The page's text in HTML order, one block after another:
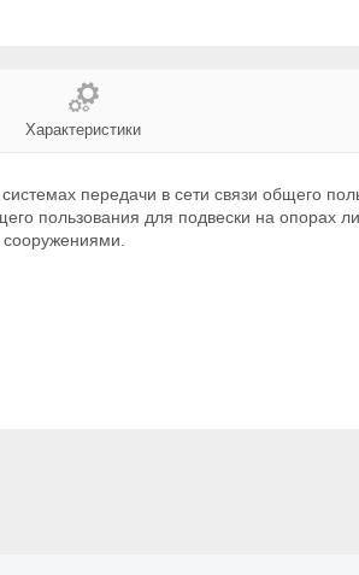
Характеристики
передачи в сети связи общего
пользования для подвески на опорах